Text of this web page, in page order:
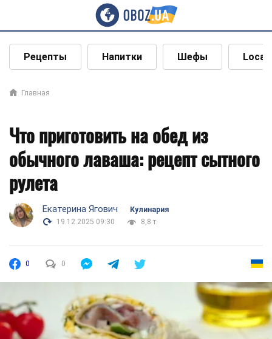
Рецепты Напитки Шефы Local
Главная
Что приготовить на обед из
обычного лаваша: рецепт сытного
рулета
Екатерина Ягович
Кулинария
19.12.2025 09:30
8,8 т.
0 0